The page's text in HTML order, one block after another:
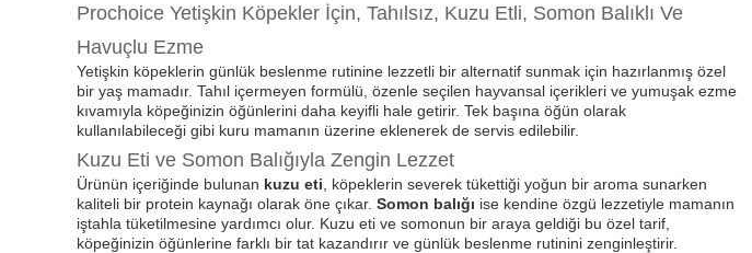
Prochoice Yetişkin Köpekler İçin, Tahılsız, Kuzu Etli, Somon Balıklı Ve
Havuçlu Ezme
Yetişkin köpeklerin günlük beslenme rutinine lezzetli bir alternatif sunmak için hazırlanmış özel
bir yaş mamadır. Tahıl içermeyen formülü, özenle seçilen hayvansal içerikleri ve yumuşak ezme
kıvamıyla köpeğinizin öğünlerini daha keyifli hale getirir. Tek başına öğün olarak
kullanılabileceği gibi kuru mamanın üzerine eklenerek de servis edilebilir.
Kuzu Eti ve Somon Balığıyla Zengin Lezzet
Ürünün içeriğinde bulunan kuzu eti , köpeklerin severek tükettiği yoğun bir aroma sunarken
kaliteli bir protein kaynağı olarak öne çıkar. Somon balığı ise kendine özgü lezzetiyle mamanın
iştahla tüketilmesine yardımcı olur. Kuzu eti ve somonun bir araya geldiği bu özel tarif,
köpeğinizin öğünlerine farklı bir tat kazandırır ve günlük beslenme rutinini zenginleştirir.